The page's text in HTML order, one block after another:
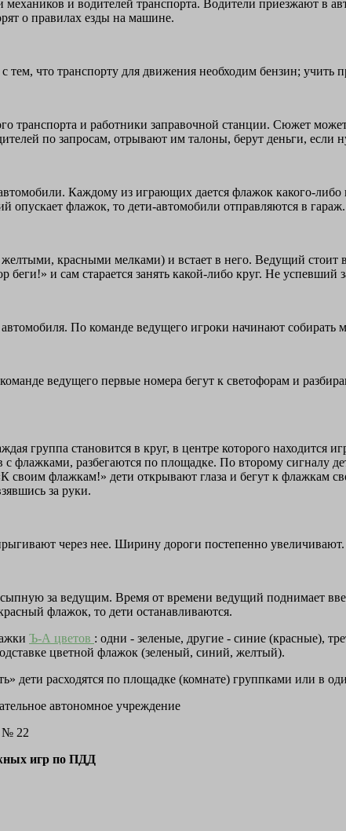
и водителей транспорта. Водители приезжают в
о правилах езды на машине.
тем, что транспорту для движения необходим бензин; учить
транспорта и работники заправочной станции. Сюжет
по запросам, отрывают им талоны, берут деньги, если
Каждому из играющих дается флажок какого-
опускает флажок, то дети-автомобили отправляются в
красными мелками) и встает в него. Ведущий стоит
беги!» и сам старается занять какой-либо круг. Не успевший
По команде ведущего игроки начинают
ведущего первые номера бегут к светофорам и
группа становится в круг, в центре которого
флажками, разбегаются по площадке. По второму сигналу
своим флажкам!» дети открывают глаза и бегут к флажкам
за руки.
через нее. Ширину дороги постепенно
за ведущим. Время от времени ведущий поднимает
флажок, то дети останавливаются.
Ъ-А цветов : одни - зеленые, другие - синие (красные),
цветной флажок (зеленый, синий, желтый).
дети расходятся по площадке (комнате) группками или в
автономное учреждение
№ 22
игр по ПДД